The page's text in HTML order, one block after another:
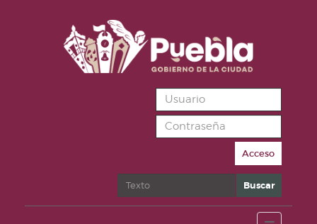
Acceso
Buscar Buscar